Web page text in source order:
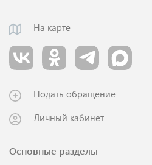
На карте
Подать обращение
Личный кабинет
Основные разделы